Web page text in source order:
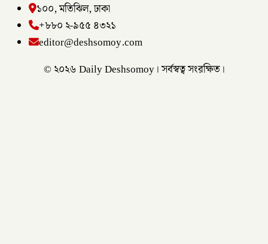
১০০, মতিঝিল, ঢাকা
+৮৮০ ২-৯৫৫ ৪৩২১
editor@deshsomoy.com
© ২০২৬ Daily Deshsomoy। সর্বস্বত্ব সংরক্ষিত।